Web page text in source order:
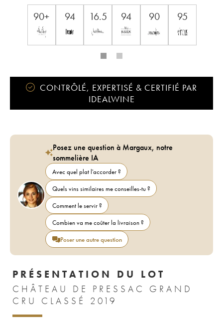
90+ 94 16.5 94 90 95
CONTRÔLÉ, EXPERTISÉ & CERTIFIÉ PAR
IDEALWINE
Posez une question à Margaux, notre
sommelière IA
Avec quel plat l'accorder ?
Quels vins similaires me conseilles-tu ?
Comment le servir ?
Combien va me coûter la livraison ?
Poser une autre question
PRÉSENTATION DU LOT
CHÂTEAU DE PRESSAC GRAND
CRU CLASSÉ 2019